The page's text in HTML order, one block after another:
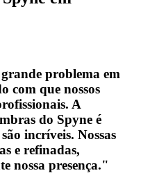
problema em
com que nossos
A
do Spyne é
incríveis. Nossas
e refinadas,
nossa presença."